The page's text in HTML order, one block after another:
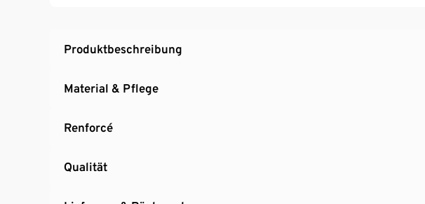
Produktbeschreibung
Material & Pflege
Renforcé
Qualität